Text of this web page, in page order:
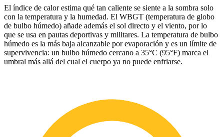
El índice de calor estima qué tan caliente se siente a la sombra solo
con la temperatura y la humedad. El WBGT (temperatura de globo
de bulbo húmedo) añade además el sol directo y el viento, por lo
que se usa en pautas deportivas y militares. La temperatura de bulbo
húmedo es la más baja alcanzable por evaporación y es un límite de
supervivencia: un bulbo húmedo cercano a 35°C (95°F) marca el
umbral más allá del cual el cuerpo ya no puede enfriarse.